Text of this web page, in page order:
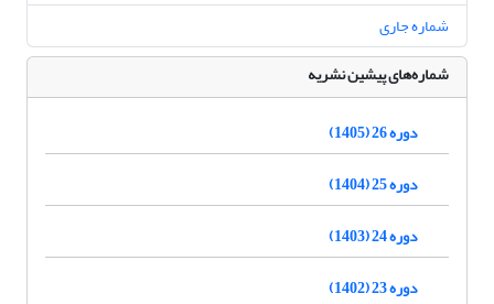
شماره جاری
شماره‌های پیشین نشریه
دوره 26 (1405)
دوره 25 (1404)
دوره 24 (1403)
دوره 23 (1402)